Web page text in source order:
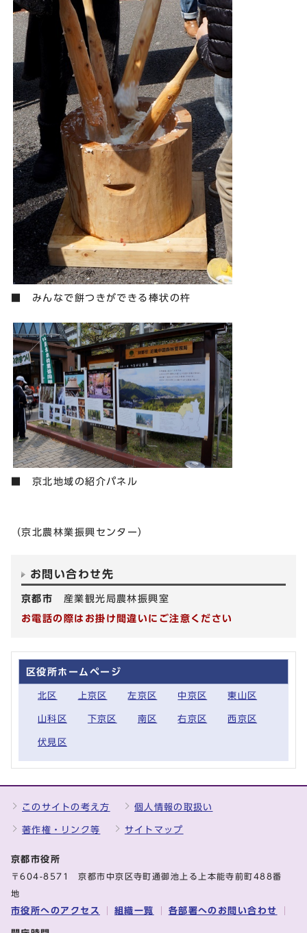
■ みんなで餅つきができる棒状の杵
■ 京北地域の紹介パネル
（京北農林業振興センター）
お問い合わせ先
京都市 産業観光局農林振興室
お電話の際はお掛け間違いにご注意ください
区役所ホームページ
北区 上京区 左京区 中京区 東山区
山科区 下京区 南区 右京区 西京区
伏見区
このサイトの考え方 個人情報の取扱い
著作権・リンク等 サイトマップ
京都市役所
〒604-8571 京都市中京区寺町通御池上る上本能寺前町488番
地
市役所へのアクセス 組織一覧 各部署へのお問い合わせ